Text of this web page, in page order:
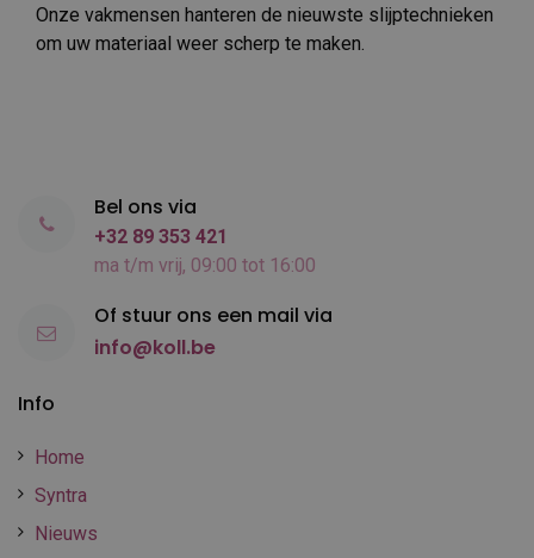
Onze vakmensen hanteren de nieuwste slijptechnieken
om uw materiaal weer scherp te maken.
Info
Home
Syntra
Nieuws
Bel ons via
+32 89 353 421
ma t/m vrij, 09:00 tot 16:00
Of stuur ons een mail via
info@koll.be